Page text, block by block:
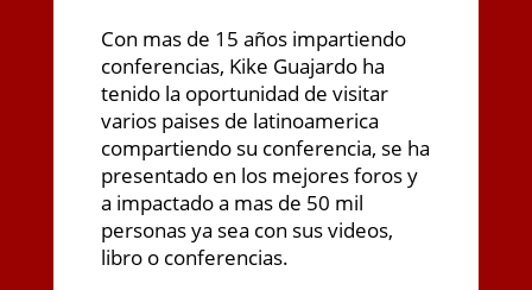
Con mas de 15 años impartiendo
conferencias, Kike Guajardo ha
tenido la oportunidad de visitar
varios paises de latinoamerica
compartiendo su conferencia, se ha
presentado en los mejores foros y
a impactado a mas de 50 mil
personas ya sea con sus videos,
libro o conferencias.